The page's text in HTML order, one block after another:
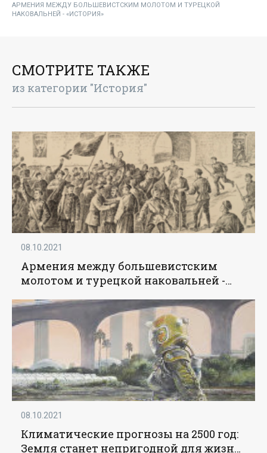
АРМЕНИЯ МЕЖДУ БОЛЬШЕВИСТСКИМ МОЛОТОМ И ТУРЕЦКОЙ
НАКОВАЛЬНЕЙ - «ИСТОРИЯ»
СМОТРИТЕ ТАКЖЕ
из категории "История"
08.10.2021
Армения между большевистским
молотом и турецкой наковальней -
08.10.2021
Климатические прогнозы на 2500 год:
Земля станет непригодной для жизни,